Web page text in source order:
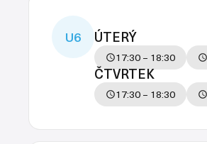
U6 ÚTERÝ
17:30 – 18:30
ČTVRTEK
17:30 – 18:30